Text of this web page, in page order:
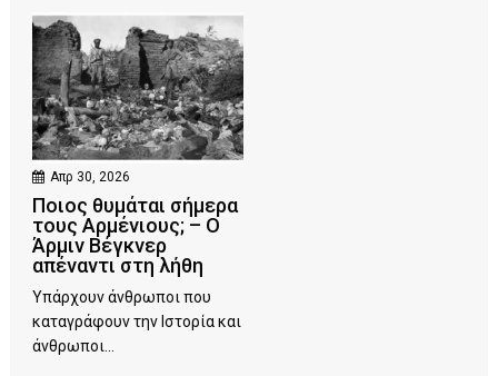
Απρ 30, 2026
Ποιος θυμάται σήμερα
τους Αρμένιους; – Ο
Άρμιν Βέγκνερ
απέναντι στη λήθη
Υπάρχουν άνθρωποι που
καταγράφουν την Ιστορία και
άνθρωποι...